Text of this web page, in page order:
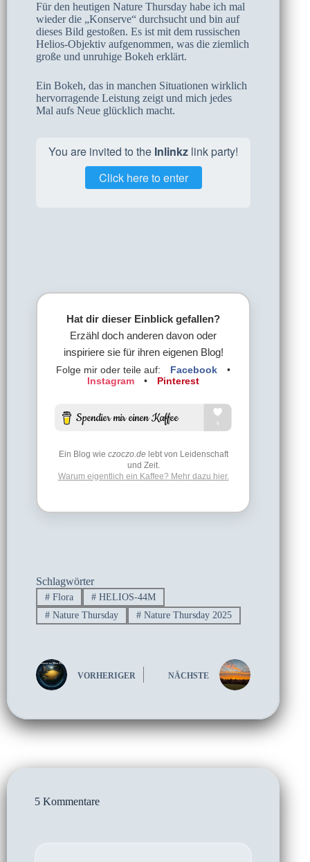
Für den heutigen Nature Thursday habe ich mal
wieder die „Konserve“ durchsucht und bin auf
dieses Bild gestoßen. Es ist mit dem russischen
Helios-Objektiv aufgenommen, was die ziemlich
große und unruhige Bokeh erklärt.
Ein Bokeh, das in manchen Situationen wirklich
hervorragende Leistung zeigt und mich jedes
Mal aufs Neue glücklich macht.
You are invited to the Inlinkz link party!
Click here to enter
Hat dir dieser Einblick gefallen?
Erzähl doch anderen davon oder
inspiriere sie für ihren eigenen Blog!
Folge mir oder teile auf: Facebook
•
Instagram
• Pinterest
Ein Blog wie czoczo.delebt von Leidenschaft
und Zeit.
Warum eigentlich ein Kaffee? Mehr dazu hier.
Schlagwörter
#Flora #HELIOS-44M
#Nature Thursday #Nature Thursday 2025
VORHERIGER NÄCHSTE
5 Kommentare